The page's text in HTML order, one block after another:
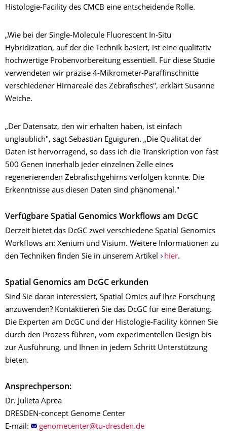
Histologie-Facility des CMCB eine entscheidende Rolle.
„Wie bei der Single-Molecule Fluorescent In-Situ
Hybridization, auf der die Technik basiert, ist eine qualitativ
hochwertige Probenvorbereitung essentiell. Für diese Studie
verwendeten wir präzise 4-Mikrometer-Paraffinschnitte
verschiedener Hirnareale des Zebrafisches", erklärt Susanne
Weiche.
„Der Datensatz, den wir erhalten haben, ist einfach
unglaublich", sagt Sebastian Eguiguren. „Die Qualität der
Daten ist hervorragend, so dass ich die Transkription von fast
500 Genen innerhalb jeder einzelnen Zelle eines
regenerierenden Zebrafischgehirns verfolgen konnte. Die
Erkenntnisse aus diesen Daten sind phänomenal."
Verfügbare Spatial Genomics Workflows am DcGC
Derzeit bietet das DcGC zwei verschiedene Spatial Genomics
Workflows an: Xenium und Visium. Weitere Informationen zu
den Techniken finden Sie in unserem Artikel
hier.
Spatial Genomics am DcGC erkunden
Sind Sie daran interessiert, Spatial Omics auf Ihre Forschung
anzuwenden? Kontaktieren Sie das DcGC für eine Beratung.
Die Experten am DcGC und der Histologie-Facility können Sie
durch den Prozess führen, vom experimentellen Design bis
zur Ausführung, und Ihnen in jedem Schritt Unterstützung
bieten.
Ansprechperson:
Dr. Julieta Aprea
DRESDEN-concept Genome Center
E-mail: